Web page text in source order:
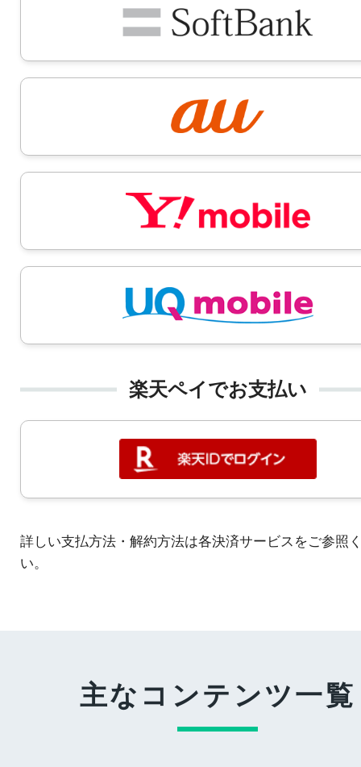
楽天ペイでお支払い
詳しい支払方法・解約方法は各決済サービスをご参照
い。
主なコンテンツ一覧